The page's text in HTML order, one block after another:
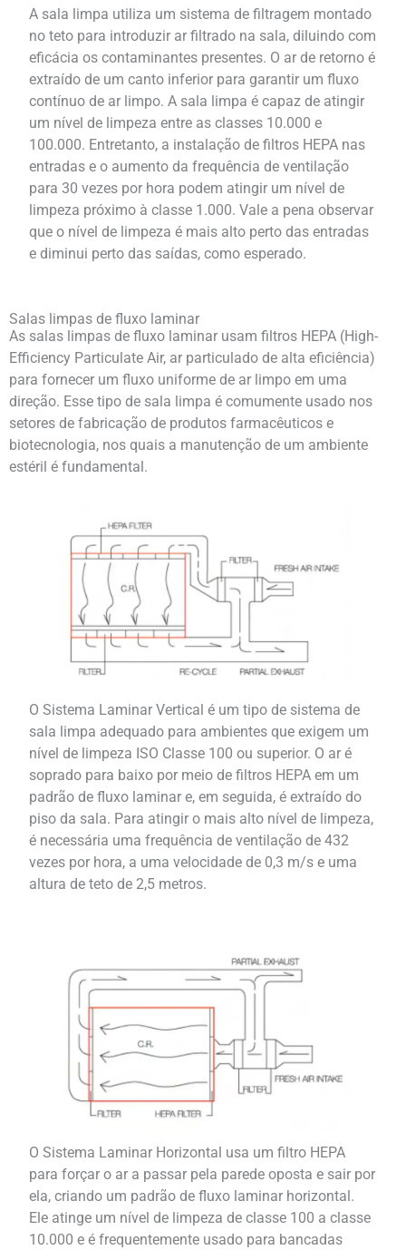
A sala limpa utiliza um sistema de filtragem montado
no teto para introduzir ar filtrado na sala, diluindo com
eficácia os contaminantes presentes. O ar de retorno é
extraído de um canto inferior para garantir um fluxo
contínuo de ar limpo. A sala limpa é capaz de atingir
um nível de limpeza entre as classes 10.000 e
100.000. Entretanto, a instalação de filtros HEPA nas
entradas e o aumento da frequência de ventilação
para 30 vezes por hora podem atingir um nível de
limpeza próximo à classe 1.000. Vale a pena observar
que o nível de limpeza é mais alto perto das entradas
e diminui perto das saídas, como esperado.
Salas limpas de fluxo laminar
As salas limpas de fluxo laminar usam filtros HEPA (High-
Efficiency Particulate Air, ar particulado de alta eficiência)
para fornecer um fluxo uniforme de ar limpo em uma
direção. Esse tipo de sala limpa é comumente usado nos
setores de fabricação de produtos farmacêuticos e
biotecnologia, nos quais a manutenção de um ambiente
estéril é fundamental.
O Sistema Laminar Vertical é um tipo de sistema de
sala limpa adequado para ambientes que exigem um
nível de limpeza ISO Classe 100 ou superior. O ar é
soprado para baixo por meio de filtros HEPA em um
padrão de fluxo laminar e, em seguida, é extraído do
piso da sala. Para atingir o mais alto nível de limpeza,
é necessária uma frequência de ventilação de 432
vezes por hora, a uma velocidade de 0,3 m/s e uma
altura de teto de 2,5 metros.
O Sistema Laminar Horizontal usa um filtro HEPA
para forçar o ar a passar pela parede oposta e sair por
ela, criando um padrão de fluxo laminar horizontal.
Ele atinge um nível de limpeza de classe 100 a classe
10.000 e é frequentemente usado para bancadas